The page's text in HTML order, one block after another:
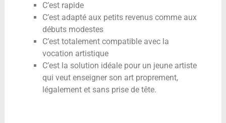
C’est rapide
C’est adapté aux petits revenus comme aux
débuts modestes
C’est totalement compatible avec la
vocation artistique
C’est la solution idéale pour un jeune artiste
qui veut enseigner son art proprement,
légalement et sans prise de tête.